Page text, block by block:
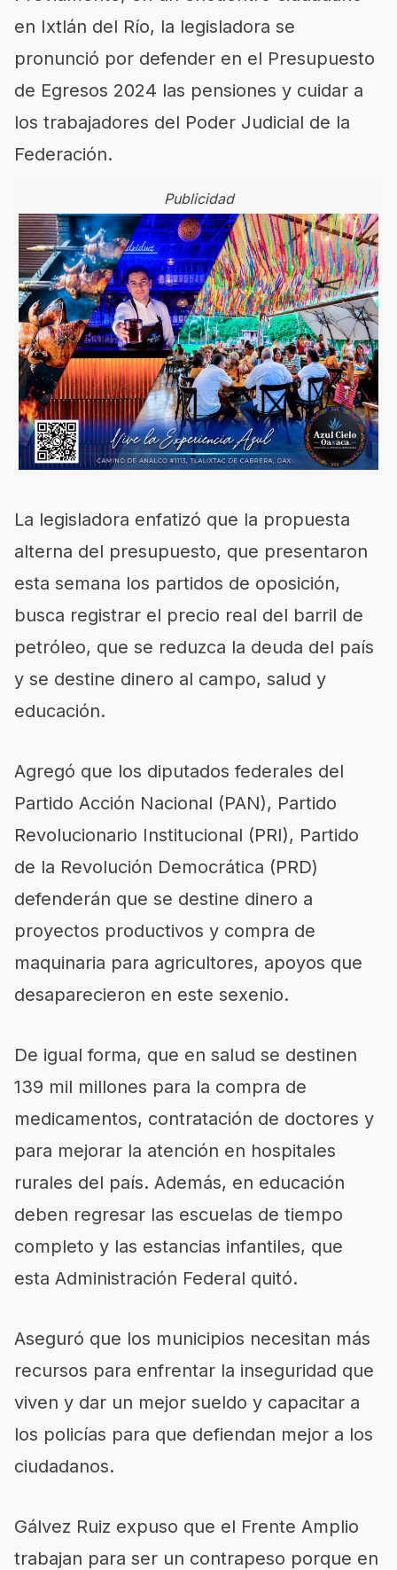
en Ixtlán del Río, la legisladora se
pronunció por defender en el Presupuesto
de Egresos 2024 las pensiones y cuidar a
los trabajadores del Poder Judicial de la
Federación.
Publicidad
La legisladora enfatizó que la propuesta
alterna del presupuesto, que presentaron
esta semana los partidos de oposición,
busca registrar el precio real del barril de
petróleo, que se reduzca la deuda del país
y se destine dinero al campo, salud y
educación.
Agregó que los diputados federales del
Partido Acción Nacional (PAN), Partido
Revolucionario Institucional (PRI), Partido
de la Revolución Democrática (PRD)
defenderán que se destine dinero a
proyectos productivos y compra de
maquinaria para agricultores, apoyos que
desaparecieron en este sexenio.
De igual forma, que en salud se destinen
139 mil millones para la compra de
medicamentos, contratación de doctores y
para mejorar la atención en hospitales
rurales del país. Además, en educación
deben regresar las escuelas de tiempo
completo y las estancias infantiles, que
esta Administración Federal quitó.
Aseguró que los municipios necesitan más
recursos para enfrentar la inseguridad que
viven y dar un mejor sueldo y capacitar a
los policías para que defiendan mejor a los
ciudadanos.
Gálvez Ruiz expuso que el Frente Amplio
trabajan para ser un contrapeso porque en